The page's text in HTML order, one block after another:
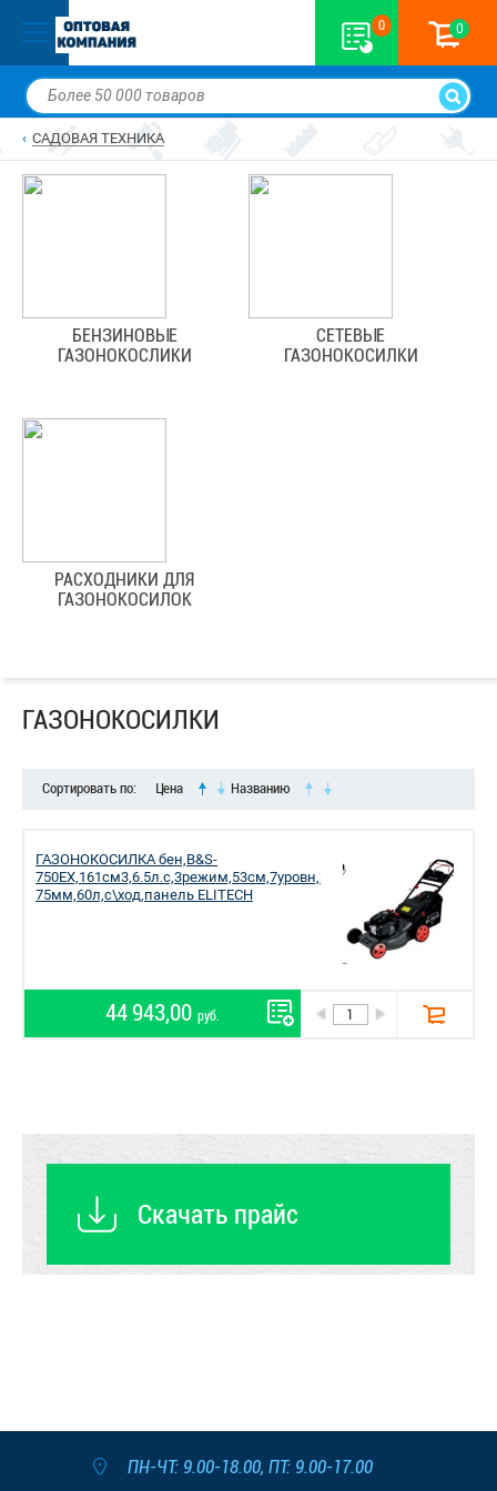
0 0
САДОВАЯ ТЕХНИКА
БЕНЗИНОВЫЕ
ГАЗОНОКОСЛИКИ
СЕТЕВЫЕ
ГАЗОНОКОСИЛКИ
РАСХОДНИКИ ДЛЯ
ГАЗОНОКОСИЛОК
ГАЗОНОКОСИЛКИ
Сортировать по: Цена Названию
ГАЗОНОКОСИЛКА бен,B&S-
750EX,161см3,6.5л.с,3режим,53см,7уровн,25-
75мм,60л,c\ход,панель ELITECH
44 943,00 руб.
Скачать прайс
ПН-ЧТ: 9.00-18.00, ПТ: 9.00-17.00